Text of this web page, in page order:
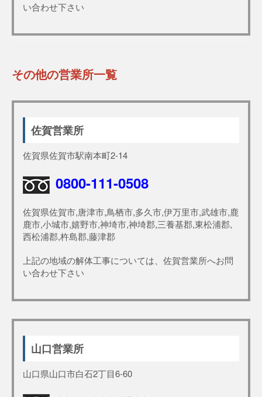
い合わせ下さい
その他の営業所一覧
佐賀営業所
佐賀県佐賀市駅南本町2-14
0800-111-0508
佐賀県佐賀市,唐津市,鳥栖市,多久市,伊万里市,武雄市,鹿
鹿市,小城市,嬉野市,神埼市,神埼郡,三養基郡,東松浦郡,
西松浦郡,杵島郡,藤津郡
上記の地域の解体工事については、佐賀営業所へお問
い合わせ下さい
山口営業所
山口県山口市白石2丁目6-60